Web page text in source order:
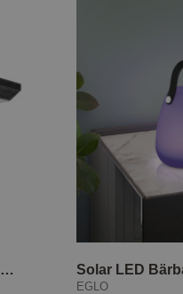
Solar LED Porrassa Vägglampa med sensor Solar LED
EGLO